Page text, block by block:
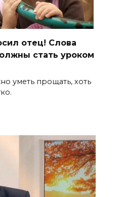
отец! Слова
стать уроком
уметь прощать, хоть